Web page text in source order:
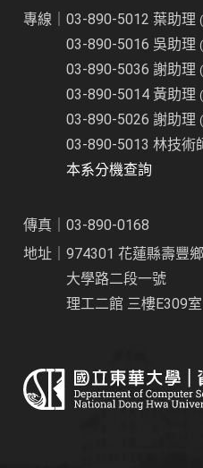
專線｜03-890-5012 葉助理
03-890-5016 吳助理
03-890-5036 謝助理
03-890-5014 黃助理
03-890-5026 謝助理
03-890-5013 林技術
本系分機查詢
傳真｜03-890-0168
地址｜974301 花蓮縣壽豐鄉
大學路二段一號
理工二館 三樓E309室